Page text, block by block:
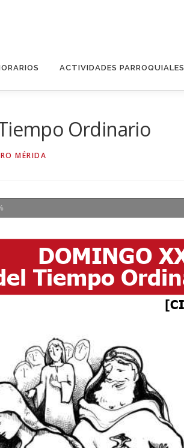
ACTIVIDADES PARROQUIALES
Ordinario
MÉRIDA